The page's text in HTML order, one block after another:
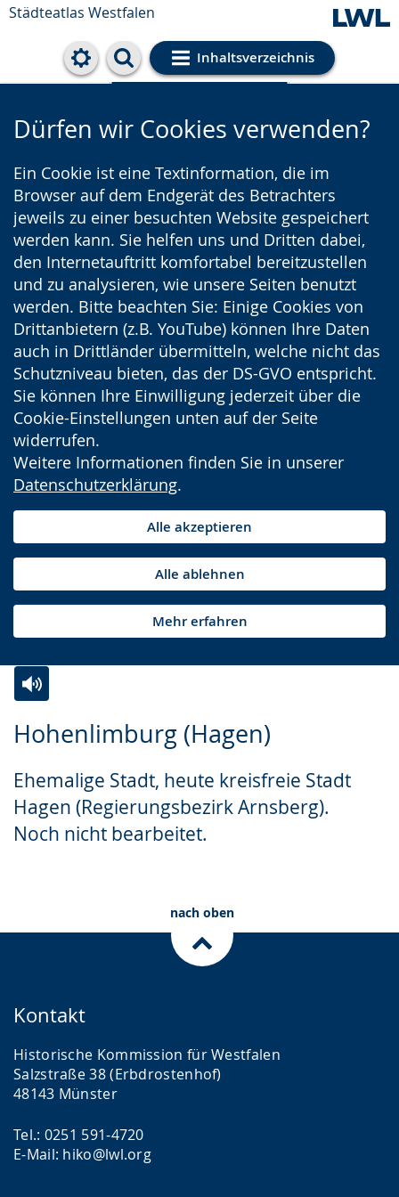
Städteatlas Westfalen
Inhaltsverzeichnis
Cookie-Einstellungen
Dürfen wir Cookies verwenden?
Ein Cookie ist eine Textinformation, die im
Browser auf dem Endgerät des Betrachters
jeweils zu einer besuchten Website gespeichert
werden kann. Sie helfen uns und Dritten dabei,
den Internetauftritt komfortabel bereitzustellen
und zu analysieren, wie unsere Seiten benutzt
werden. Bitte beachten Sie: Einige Cookies von
Drittanbietern (z.B. YouTube) können Ihre Daten
auch in Drittländer übermitteln, welche nicht das
Schutzniveau bieten, das der DS-GVO entspricht.
Sie können Ihre Einwilligung jederzeit über die
Cookie-Einstellungen unten auf der Seite
widerrufen.
Weitere Informationen finden Sie in unserer
Datenschutzerklärung.
Alle akzeptieren
Alle ablehnen
Mehr erfahren
Hohenlimburg (Hagen)
Ehemalige Stadt, heute kreisfreie Stadt
Hagen (Regierungsbezirk Arnsberg).
Noch nicht bearbeitet.
Leichten
wechseln.
Audio-
Video
Deutscher
Gebärdensprache
wird
nach oben
Kontakt
Historische Kommission für Westfalen
Salzstraße 38 (Erbdrostenhof)
48143 Münster
Tel.: 0251 591-4720
E-Mail: hiko@lwl.org